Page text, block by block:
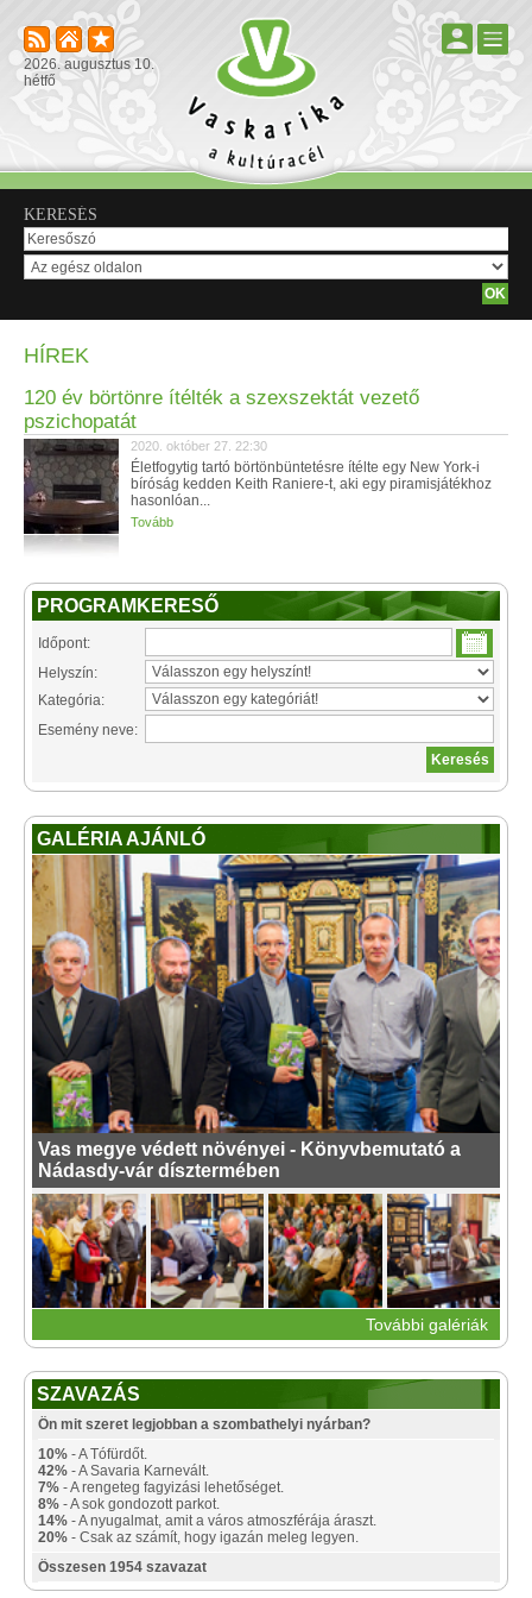
2026. augusztus 10.
hétfő
KERESÉS
HÍREK
120 év börtönre ítélték a szexszektát vezető
pszichopatát
2020. október 27. 22:30
Életfogytig tartó börtönbüntetésre ítélte egy New York-i
bíróság kedden Keith Raniere-t, aki egy piramisjátékhoz
hasonlóan...
Tovább
PROGRAMKERESŐ
Időpont:
Helyszín:
Kategória:
Esemény neve:
GALÉRIA AJÁNLÓ
Vas megye védett növényei - Könyvbemutató a
Nádasdy-vár dísztermében
További galériák
SZAVAZÁS
Ön mit szeret legjobban a szombathelyi nyárban?
10% - A Tófürdőt.
42% - A Savaria Karnevált.
7% - A rengeteg fagyizási lehetőséget.
8% - A sok gondozott parkot.
14% - A nyugalmat, amit a város atmoszférája áraszt.
20% - Csak az számít, hogy igazán meleg legyen.
Összesen 1954 szavazat